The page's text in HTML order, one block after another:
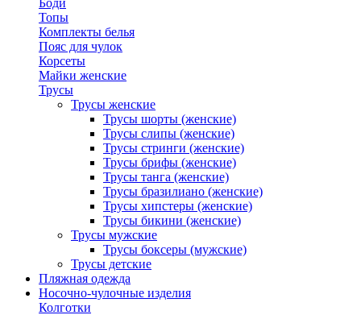
Боди
Топы
Комплекты белья
Пояс для чулок
Корсеты
Майки женские
Трусы
Трусы женские
Трусы шорты (женские)
Трусы слипы (женские)
Трусы стринги (женские)
Трусы брифы (женские)
Трусы танга (женские)
Трусы бразилиано (женские)
Трусы хипстеры (женские)
Трусы бикини (женские)
Трусы мужские
Трусы боксеры (мужские)
Трусы детские
Пляжная одежда
Носочно-чулочные изделия
Колготки